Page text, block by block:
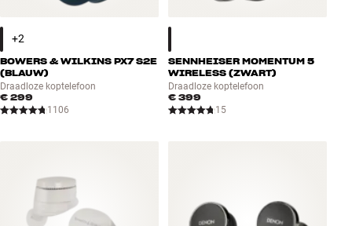
BOWERS & WILKINS PX7 S2E
(BLAUW)
Draadloze koptelefoon
€ 299
1106
SENNHEISER MOMENTUM 5
WIRELESS (ZWART)
Draadloze koptelefoon
€ 399
15